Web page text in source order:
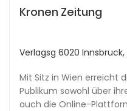
Kronen Zeitung
Verlagsg 6020
Mit Sitz in Wien erreicht
Publikum sowohl über
auch die Online-